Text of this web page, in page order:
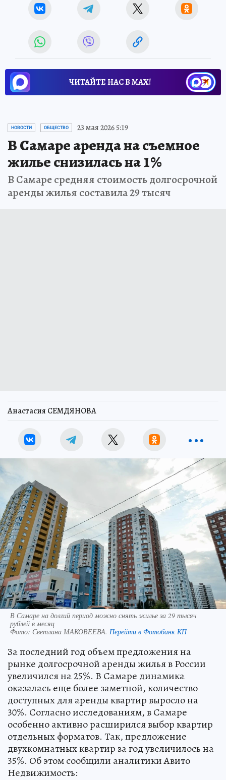
ЧИТАЙТЕ НАС В МАХ!
НОВОСТИ ОБЩЕСТВО 23 мая 2026 5:19
В Самаре аренда на съемное
жилье снизилась на 1%
В Самаре средняя стоимость долгосрочной
аренды жилья составила 29 тысяч
Анастасия СЕМДЯНОВА
В Самаре на долгий период можно снять жилье за 29 тысяч
рублей в месяц
Фото: Светлана МАКОВЕЕВА. Перейти в Фотобанк КП
За последний год объем предложения на
рынке долгосрочной аренды жилья в России
увеличился на 25%. В Самаре динамика
оказалась еще более заметной, количество
доступных для аренды квартир выросло на
30%. Согласно исследованиям, в Самаре
особенно активно расширился выбор квартир
отдельных форматов. Так, предложение
двухкомнатных квартир за год увеличилось на
35%. Об этом сообщили аналитики Авито
Недвижимость: